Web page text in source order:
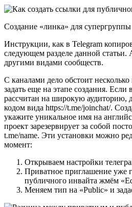
Создание «линка» для супергруппы
Инструкции, как в Telegram
следующем разделе данной статьи.
другими видами сообществ.
С каналами дело обстоит
задать еще на этапе создания.
рассчитан на широкую аудиторию,
кодом вида https://t.me/joinchat/.
укажите уникальное имя на
проект зарезервирует за собой
t.me/name. Эти установки можно
момент:
Открываем настройки
Приватное приглашение уже
публичного инвайта жмём
Меняем тип на «Public» и